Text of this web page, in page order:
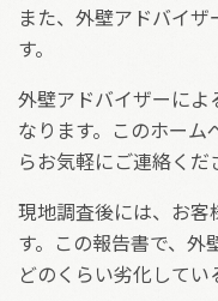
また、外壁アドバイ
す。
外壁アドバイザーによ
なります。このホーム
らお気軽にご連絡くだ
現地調査後には、お客
す。この報告書で、外
どのくらい劣化してい